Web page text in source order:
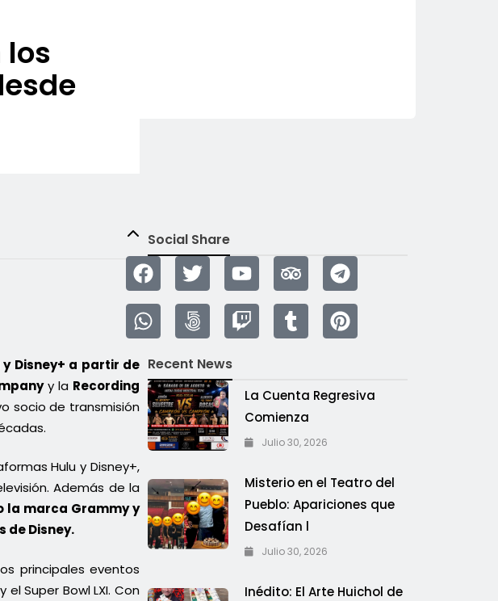
los
Disney+ a partir de
y la Recording
socio de transmisión
Hulu y Disney+,
Además de la
la marca Grammy y
Disney.
principales eventos
Super Bowl LXI. Con
Social Share
Recent News
La Cuenta Regresiva
Comienza
Julio 30, 2026
Misterio en el Teatro del
Pueblo: Apariciones que
Desafían l
Julio 30, 2026
Inédito: El Arte Huichol de